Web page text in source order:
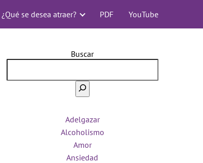
¿Qué se desea atraer? PDF YouTube
Buscar
Adelgazar
Alcoholismo
Amor
Ansiedad